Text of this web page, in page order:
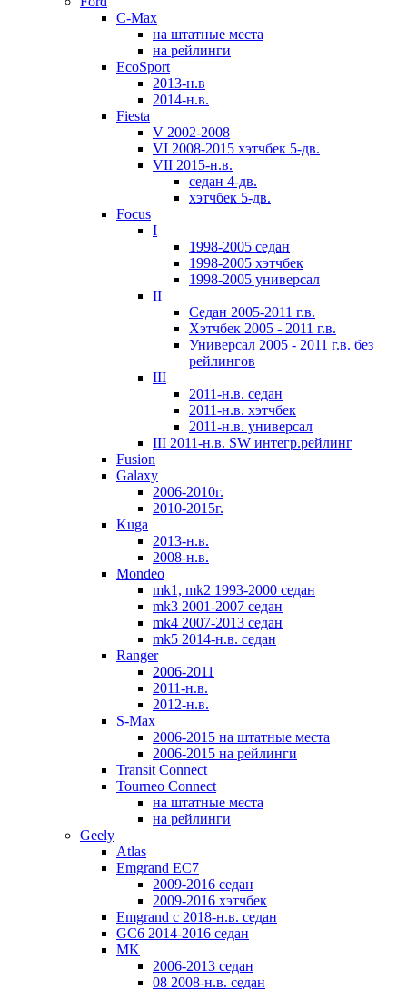
C-Max
на штатные места
на рейлинги
EcoSport
2013-н.в
2014-н.в.
Fiesta
V 2002-2008
VI 2008-2015 хэтчбек 5-дв.
VII 2015-н.в.
седан 4-дв.
хэтчбек 5-дв.
Focus
I
1998-2005 седан
1998-2005 хэтчбек
1998-2005 универсал
II
Седан 2005-2011 г.в.
Хэтчбек 2005 - 2011 г.в.
Универсал 2005 - 2011 г.в. без
рейлингов
III
2011-н.в. седан
2011-н.в. хэтчбек
2011-н.в. универсал
III 2011-н.в. SW интегр.рейлинг
Fusion
Galaxy
2006-2010г.
2010-2015г.
Kuga
2013-н.в.
2008-н.в.
Mondeo
mk1, mk2 1993-2000 седан
mk3 2001-2007 седан
mk4 2007-2013 седан
mk5 2014-н.в. седан
Ranger
2006-2011
2011-н.в.
2012-н.в.
S-Max
2006-2015 на штатные места
2006-2015 на рейлинги
Transit Connect
Tourneo Connect
на штатные места
на рейлинги
Geely
Atlas
Emgrand EC7
2009-2016 седан
2009-2016 хэтчбек
Emgrand с 2018-н.в. седан
GC6 2014-2016 седан
MK
2006-2013 седан
08 2008-н.в. седан